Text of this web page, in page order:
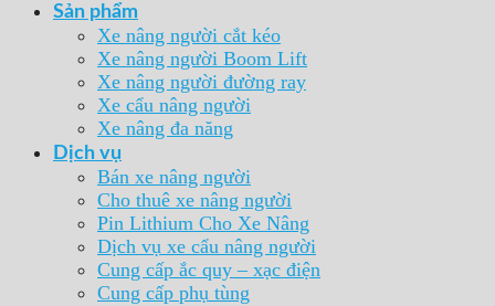
Sản phẩm
Xe nâng người cắt kéo
Xe nâng người Boom Lift
Xe nâng người đường ray
Xe cẩu nâng người
Xe nâng đa năng
Dịch vụ
Bán xe nâng người
Cho thuê xe nâng người
Pin Lithium Cho Xe Nâng
Dịch vụ xe cẩu nâng người
Cung cấp ắc quy – xạc điện
Cung cấp phụ tùng